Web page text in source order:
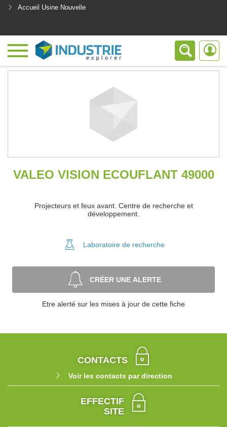
Accueil Usine Nouvelle
VALEO VISION ECOUFLANT 49000
Projecteurs et feux avant. Centre de recherche et
développement.
Laboratoire de recherche
CRÉER UNE ALERTE
Etre alerté sur les mises à jour de cette fiche
CONTACTS
Voir les contacts par direction
EFFECTIF
SITE